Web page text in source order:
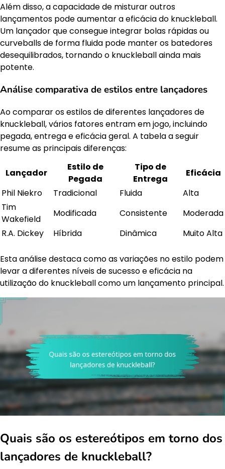
Além disso, a capacidade de misturar outros
lançamentos pode aumentar a eficácia do knuckleball.
Um lançador que consegue integrar bolas rápidas ou
curveballs de forma fluida pode manter os batedores
desequilibrados, tornando o knuckleball ainda mais
potente.
Análise comparativa de estilos entre lançadores
Ao comparar os estilos de diferentes lançadores de
knuckleball, vários fatores entram em jogo, incluindo
pegada, entrega e eficácia geral. A tabela a seguir
resume as principais diferenças:
Lançador
Estilo de
Pegada
Tipo de
Entrega
Eficácia
Phil Niekro
Tradicional Fluida
Alta
Tim
Wakefield
Modificada Consistente
Moderada
R.A. Dickey
Híbrida Dinâmica Muito Alta
Esta análise destaca como as variações no estilo podem
levar a diferentes níveis de sucesso e eficácia na
utilização do knuckleball como um lançamento principal.
Quais são os estereótipos em torno dos
lançadores de knuckleball?